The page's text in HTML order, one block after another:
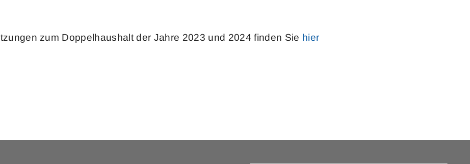
zum Doppelhaushalt der Jahre 2023 und 2024 finden Sie hier